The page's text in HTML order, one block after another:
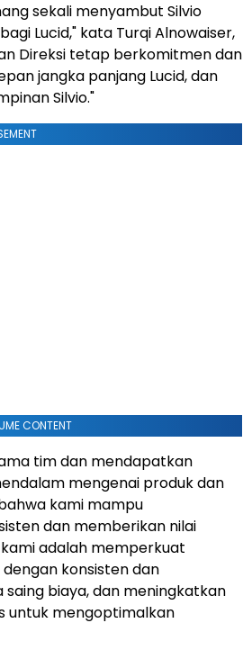
sekali menyambut Silvio
Lucid," kata Turqi Alnowaiser,
Direksi tetap berkomitmen dan
jangka panjang Lucid, dan
Silvio."
CONTENT
tim dan mendapatkan
mengenai produk dan
kami mampu
dan memberikan nilai
kami adalah memperkuat
konsisten dan
biaya, dan meningkatkan
untuk mengoptimalkan